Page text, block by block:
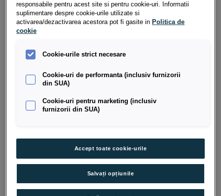
Valoarea ratei lunare este stabilită de la început și
este calculată în funcție de durata contractului, de
nivelul estimat al rulajului anual si de prețul integral al
ridicată a costurilor și un control financiar mult mai
persoane juridice.
faptul că autoturismul poate fi ales și configurat exact
companiei de leasing.
La finalul perioadei contractuale, utilizatorul
responsabile pentru acest site si pentru cookie-uri. Informatii
suplimentare despre cookie-urile utilizate si
activarea/dezactivarea acestora pot fi gasite in Politica de
cookie
Cookie-urile strict necesare
Cookie-uri de performanta (inclusiv furnizorii
din SUA)
Cookie-uri pentru marketing (inclusiv
furnizorii din SUA)
Accept toate cookie-urile
Salvați opțiunile